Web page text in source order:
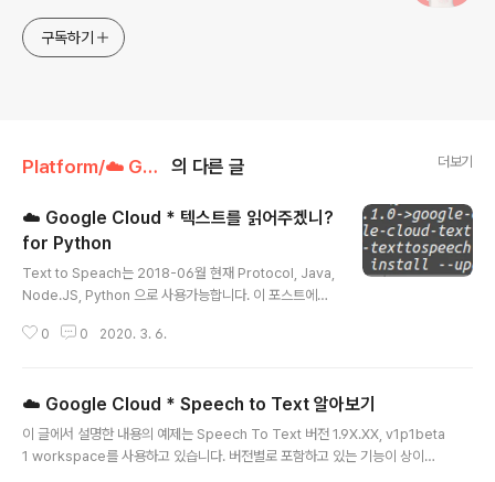
구독하기
Platform/☁️ Google Cloud 의 다른 글 더보기
☁️ Google Cloud * 텍스트를 읽어주겠니?
for Python
Text to Speach는 2018-06월 현재 Protocol, Java,
Node.JS, Python 으로 사용가능합니다. 이 포스트에서
순서는 Python 외의 다른 언어도 동일하기에 순서만 보시
적으로 다음과 같은 절차가 먼저 이루어져야 합니다. 👉 B
efore Start Google Cloud Library 사용된 Packag
e의 variable, method 정보를 알고 싶으면 링크를 참조
0 0 2020. 3. 6.
☁️ Google Cloud * Speech to Text 알아보기
이 글에서 설명한 내용의 예제는 Speech To Text 버전 1.9X.XX, v1p1beta
1 workspace를 사용하고 있습니다. 버전별로 포함하고 있는 기능이 상이하